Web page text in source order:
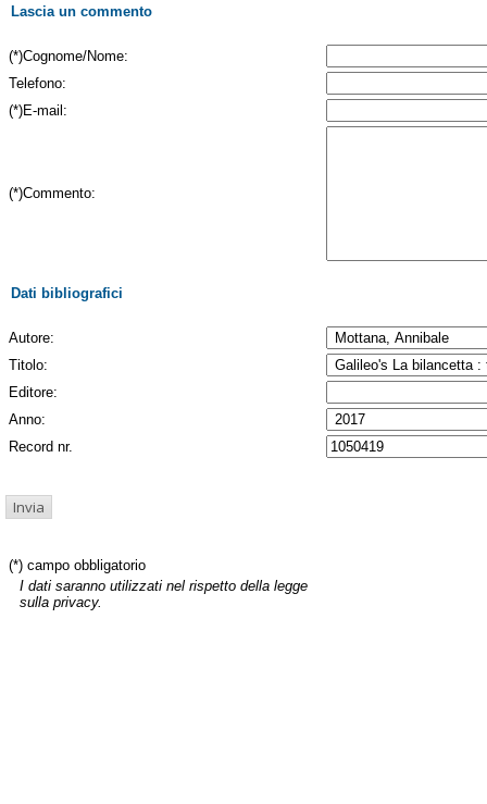
Lascia un commento
(*)Cognome/Nome:
Telefono:
(*)E-mail:
(*)Commento:
Dati bibliografici
Autore:
Titolo:
Editore:
Anno:
Record nr.
(*) campo obbligatorio
I dati saranno utilizzati nel rispetto della legge
sulla privacy.